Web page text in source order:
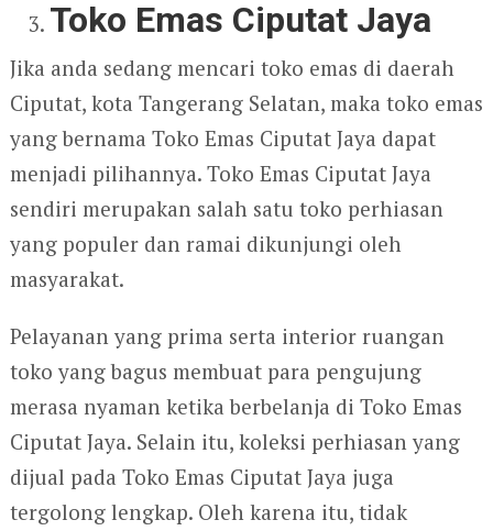
Toko Emas Ciputat Jaya
Jika anda sedang mencari toko emas di daerah
Ciputat, kota Tangerang Selatan, maka toko emas
yang bernama Toko Emas Ciputat Jaya dapat
menjadi pilihannya. Toko Emas Ciputat Jaya
sendiri merupakan salah satu toko perhiasan
yang populer dan ramai dikunjungi oleh
masyarakat.
Pelayanan yang prima serta interior ruangan
toko yang bagus membuat para pengujung
merasa nyaman ketika berbelanja di Toko Emas
Ciputat Jaya. Selain itu, koleksi perhiasan yang
dijual pada Toko Emas Ciputat Jaya juga
tergolong lengkap. Oleh karena itu, tidak